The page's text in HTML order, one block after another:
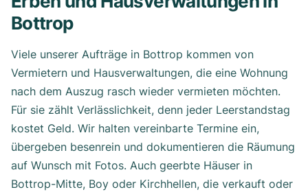
Bottrop
Viele unserer Aufträge in Bottrop kommen von
Vermietern und Hausverwaltungen, die eine Wohnung
nach dem Auszug rasch wieder vermieten möchten.
Für sie zählt Verlässlichkeit, denn jeder Leerstandstag
kostet Geld. Wir halten vereinbarte Termine ein,
übergeben besenrein und dokumentieren die Räumung
auf Wunsch mit Fotos. Auch geerbte Häuser in
Bottrop-Mitte, Boy oder Kirchhellen, die verkauft oder